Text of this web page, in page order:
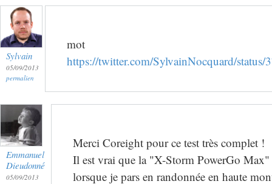
Sylvain
05/09/2013
permalien
mot
https://twitter.com/SylvainNocquard/
Emmanuel
Dieudonné
05/09/2013
Merci Coreight pour ce test très complet !
Il est vrai que la "X-Storm PowerGo Max"
lorsque je pars en randonnée en haute